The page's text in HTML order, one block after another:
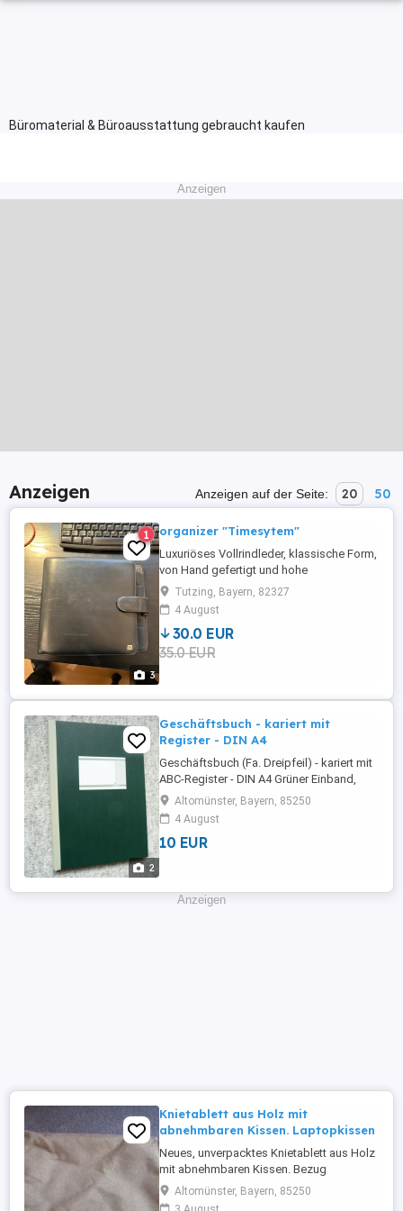
Büromaterial & Büroausstattung gebraucht kaufen
Anzeigen
Anzeigen Anzeigen auf der Seite: 20 50
3
1 organizer "Timesytem"
Luxuriöses Vollrindleder, klassische Form,
von Hand gefertigt und hohe
Funktionalität. Mit Verschlusslasche und
Stifthalter, Farbe: schwarz Ringmechanik
Ringdurchmesser: 35 mm, Blattformat:
14,8 x 21,0 cm Da es sich hier um eine
Privatverkauf handelt, ist jegliche
Tutzing, Bayern, 82327
4 August
30.0 EUR
35.0 EUR
2
Geschäftsbuch - kariert mit
Register - DIN A4
Geschäftsbuch (Fa. Dreipfeil) - kariert mit
ABC-Register - DIN A4 Grüner Einband,
hochglanzlackierter Karton mit
Strukturprägung und grauem
Geweberücken, Heft gebundenen.
Buchbinderisch verarbeitet, stabiler
vorhanden = bei ...
Altomünster, Bayern, 85250
4 August
10 EUR
Anzeigen
Knietablett aus Holz mit
abnehmbaren Kissen. Laptopkissen
Neues, unverpacktes Knietablett aus Holz
mit abnehmbaren Kissen. Bezug
waschbar. Dies ist ein Privatverkauf:
Gewährleistung, Umtausch, Rücknahme,
Altomünster, Bayern, 85250